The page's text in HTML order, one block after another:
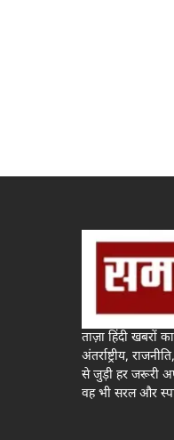
ताज़ा हिंदी खबरों
अंतर्राष्ट्रीय,
से जुड़ी हर जरूरी
वह भी सरल और